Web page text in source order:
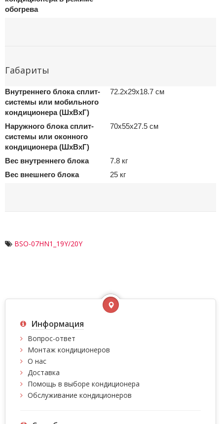
обогрева
Габариты
Внутреннего блока сплит-
системы или мобильного
кондиционера (ШxВxГ)
72.2x29x18.7 см
Наружного блока сплит-
системы или оконного
кондиционера (ШxВxГ)
70x55x27.5 см
Вес внутреннего блока
7.8 кг
Вес внешнего блока
25 кг
BSO-07HN1_19Y/20Y
Информация
Вопрос-ответ
Монтаж кондиционеров
О нас
Доставка
Помощь в выборе кондиционера
Обслуживание кондиционеров